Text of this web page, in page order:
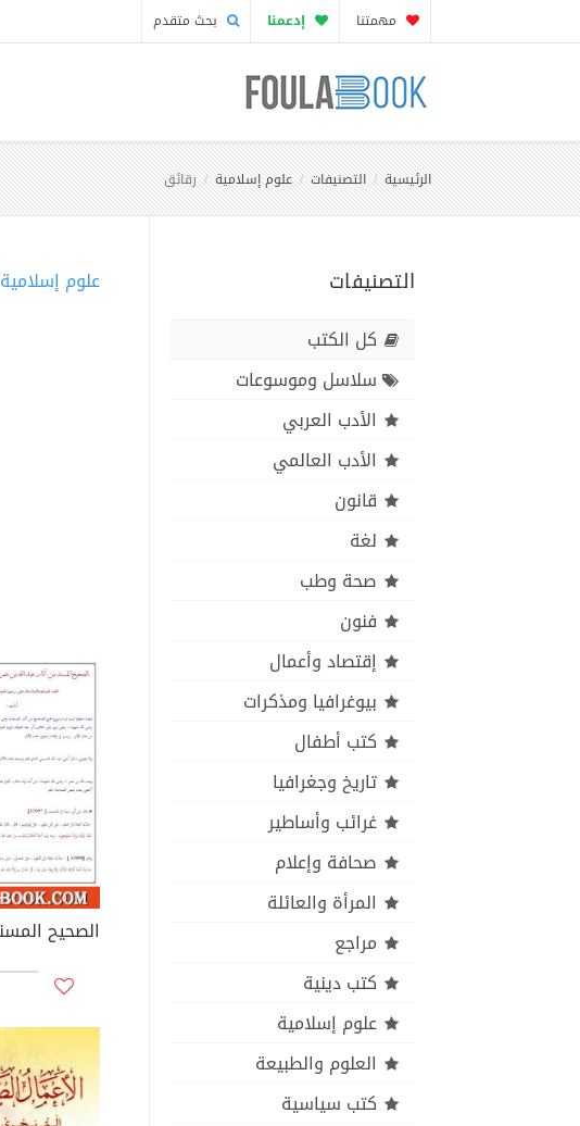
مهمتنا إدعمنا بحث متقدم
الرئيسية التصنيفات علوم إسلامية رقائق
التصنيفات
كل الكتب
سلاسل وموسوعات
الأدب العربي
الأدب العالمي
قانون
لغة
صحة وطب
فنون
إقتصاد وأعمال
بيوغرافيا ومذكرات
كتب أطفال
تاريخ وجغرافيا
غرائب وأساطير
صحافة وإعلام
المرأة والعائلة
مراجع
كتب دينية
علوم إسلامية
العلوم والطبيعة
كتب سياسية
علوم إسلامية